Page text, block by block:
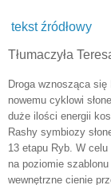
tekst źródłowy
Tłumaczyła
Droga wznosząca
nowemu cyklowi
duże ilości energii
Rashy symbiozy
13 etapu Ryb. W
na poziomie
wewnętrzne cienie